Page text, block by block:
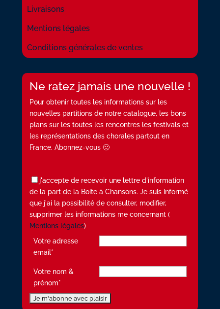
Livraisons
Mentions légales
Conditions générales de ventes
Ne ratez jamais une nouvelle !
Pour obtenir toutes les informations sur les
nouvelles partitions de notre catalogue, les bons
plans sur les toutes les rencontres les festivals et
les représentations des chorales partout en
France. Abonnez-vous 🙂
j'accepte de recevoir une lettre d'information
de la part de la Boite à Chansons. Je suis informé
que j'ai la possibilité de consulter, modifier,
supprimer les informations me concernant (
Mentions légales)
Votre adresse
email*
Votre nom &
prénom*